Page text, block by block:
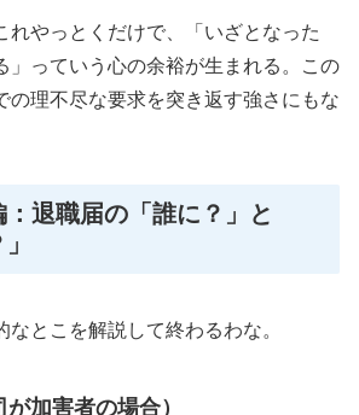
れやっとくだけで、「いざとなった
」っていう心の余裕が生まれる。この
の理不尽な要求を突き返す強さにもな
退職届の「誰に？」と
なとこを解説して終わるわな。
加害者の場合）